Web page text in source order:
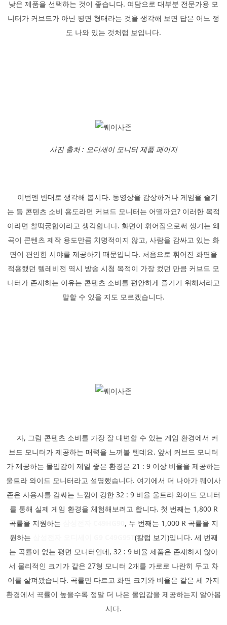
낮은 제품을 선택하는 것이 좋습니다. 여담으로 대부분 전문가용 모
니터가 커브드가 아닌 평면 형태라는 것을 생각해 보면 답은 어느 정
도 나와 있는 것처럼 보입니다.
사진 출처 : 오디세이 모니터 제품 페이지
이번엔 반대로 생각해 봅시다. 동영상을 감상하거나 게임을 즐기
는 등 콘텐츠 소비 용도라면 커브드 모니터는 어떨까요? 이러한 목적
이라면 찰떡궁합이라고 생각합니다. 화면이 휘어짐으로써 생기는 왜
곡이 콘텐츠 제작 용도만큼 치명적이지 않고, 사람을 감싸고 있는 화
면이 편안한 시야를 제공하기 때문입니다. 처음으로 휘어진 화면을
적용했던 텔레비전 역시 방송 시청 목적이 가장 컸던 만큼 커브드 모
니터가 존재하는 이유는 콘텐츠 소비를 편안하게 즐기기 위해서라고
말할 수 있을 지도 모르겠습니다.
자, 그럼 콘텐츠 소비를 가장 잘 대변할 수 있는 게임 환경에서 커
브드 모니터가 제공하는 매력을 느껴볼 텐데요. 앞서 커브드 모니터
가 제공하는 몰입감이 제일 좋은 환경은 21 : 9 이상 비율을 제공하는
울트라 와이드 모니터라고 설명했습니다. 여기에서 더 나아가 퀘이사
존은 사용자를 감싸는 느낌이 강한 32 : 9 비율 울트라 와이드 모니터
를 통해 실제 게임 환경을 체험해보려고 합니다. 첫 번째는 1,800 R
곡률을 지원하는
, 두 번째는 1,000 R 곡률을 지
원하는
(칼럼 보기)입니다. 세 번째
는 곡률이 없는 평면 모니터인데, 32 : 9 비율 제품은 존재하지 않아
서 물리적인 크기가 같은 27형 모니터 2개를 가로로 나란히 두고 차
이를 살펴봤습니다. 곡률만 다르고 화면 크기와 비율은 같은 세 가지
환경에서 곡률이 높을수록 정말 더 나은 몰입감을 제공하는지 알아봅
시다.